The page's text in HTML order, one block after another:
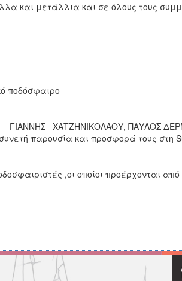
και μετάλλια και σε όλους τους
ποδόσφαιρο
ΧΑΤΖΗΝΙΚΟΛΑΟΥ, ΠΑΥΛΟΣ
παρουσία και προσφορά τους στη
,οι οποίοι προέρχονται